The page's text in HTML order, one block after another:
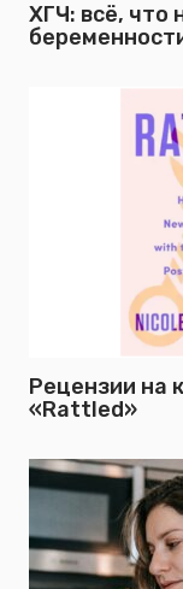
ХГЧ: всё, что
Рецензии на
«Rattled»